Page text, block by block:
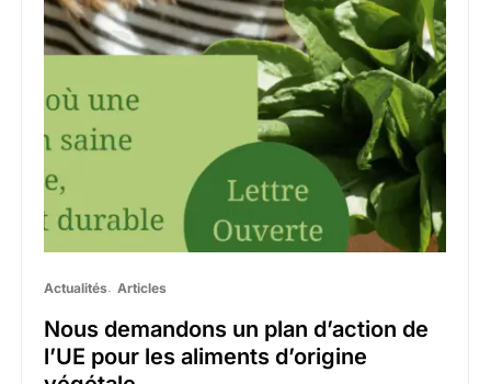
Actualités Articles
Nous demandons un plan d’action de
l’UE pour les aliments d’origine